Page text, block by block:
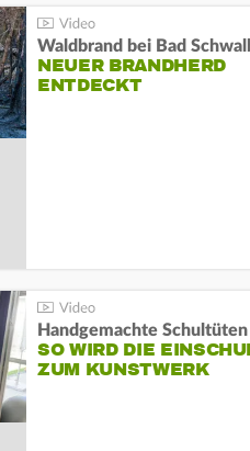
Waldbrand bei Bad
NEUER BRANDHERD
ENTDECKT
Handgemachte Schultüten
SO WIRD DIE
ZUM KUNSTWERK